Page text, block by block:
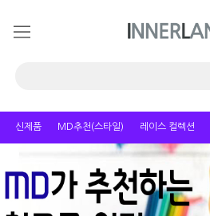
신제품 MD추천(스타일) 레이스 컬렉션